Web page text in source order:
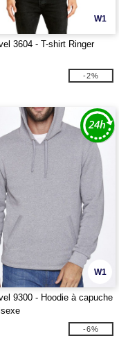
W1
3604 - T-shirt Ringer
-2%
W1
9300 - Hoodie à capuche
-6%